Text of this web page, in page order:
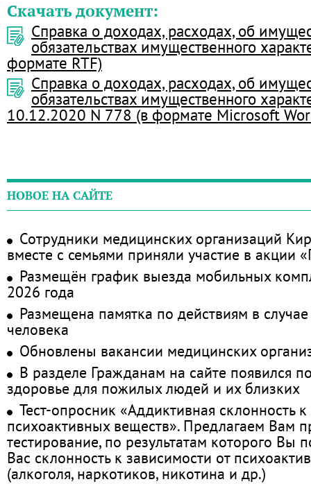
Скачать документ:
Справка о доходах, расходах, об
обязательствах имущественного
формате RTF)
Справка о доходах, расходах, об
обязательствах имущественного
10.12.2020 N 778 (в формате Microsoft
НОВОЕ НА САЙТЕ
Сотрудники медицинских организаций
вместе с семьями приняли участие в акции
Размещён график выезда мобильных
2026 года
Размещена памятка по действиям в
человека
Обновлены вакансии медицинских
В разделе Гражданам на сайте появился
здоровье для пожилых людей и их близких
Тест-опросник «Аддиктивная склонность
психоактивных веществ». Предлагаем Вам
тестирование, по результатам которого Вы
Вас склонность к зависимости от
(алкоголя, наркотиков, никотина и др.)